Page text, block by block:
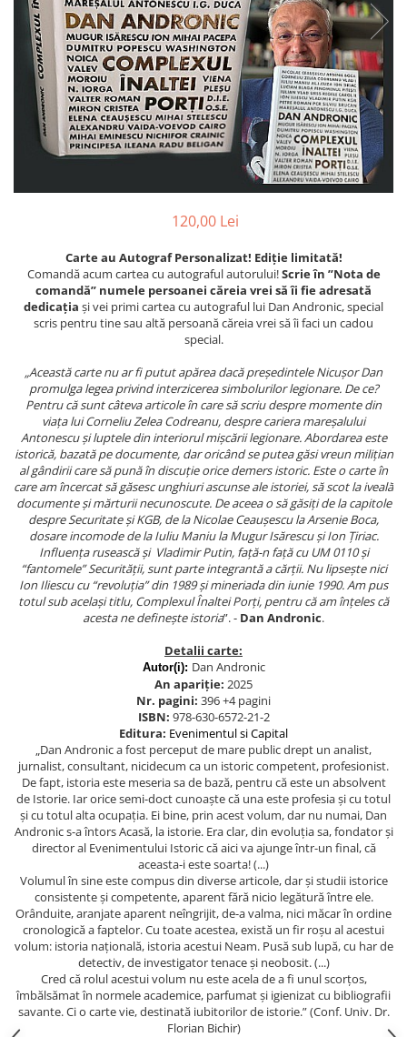
Istorie
Istorie/Critica
Jurnale/Memorii
Manuale scolare/Cursuri
Medicină
Poezie
Politică/Geopolitică
Sociologie
Spiritualitate/Ezoterism
Sport
120,00 Lei
Carte au Autograf Personalizat! Ediție limitată!
Comandă acum cartea cu autograful autorului!Scrie în ”Nota de
comandă” numele persoanei căreia vrei să îi fie adresată
dedicația și vei primi cartea cu autograful lui Dan Andronic, special
scris pentru tine sau altă persoană căreia vrei să îi faci un cadou
special.
„Această carte nu ar fi putut apărea dacă președintele Nicușor Dan
promulga legea privind interzicerea simbolurilor legionare. De ce?
Pentru că sunt câteva articole în care să scriu despre momente din
viața lui Corneliu Zelea Codreanu, despre cariera mareșalului
Antonescu și luptele din interiorul mișcării legionare. Abordarea este
istorică, bazată pe documente, dar oricând se putea găsi vreun milițian
al gândirii care să pună în discuție orice demers istoric. Este o carte în
care am încercat să găsesc unghiuri ascunse ale istoriei, să scot la iveală
documente și mărturii necunoscute. De aceea o să găsiți de la capitole
despre Securitate și KGB, de la Nicolae Ceaușescu la Arsenie Boca,
dosare incomode de la Iuliu Maniu la Mugur Isărescu și Ion Țiriac.
Influența rusească și Vladimir Putin, față-n față cu UM 0110 și
“fantomele” Securității, sunt parte integrantă a cărții. Nu lipsește nici
Ion Iliescu cu “revoluția” din 1989 și mineriada din iunie 1990. Am pus
totul sub același titlu, Complexul Înaltei Porți, pentru că am înțeles că
acesta ne definește istoria”. - Dan Andronic.
Detalii carte:
Autor(i): Dan Andronic
An apariție: 2025
Nr. pagini: 396 +4 pagini
ISBN: 978-630-6572-21-2
Editura: Evenimentul si Capital
„Dan Andronic a fost perceput de mare public drept un analist,
jurnalist, consultant, nicidecum ca un istoric competent, profesionist.
De fapt, istoria este meseria sa de bază, pentru că este un absolvent
de Istorie. Iar orice semi-doct cunoaște că una este profesia și cu totul
și cu totul alta ocupația. Ei bine, prin acest volum, dar nu numai, Dan
Andronic s-a întors Acasă, la istorie. Era clar, din evoluția sa, fondator și
director al Evenimentului Istoric că aici va ajunge într-un final, că
aceasta-i este soarta! (...)
Volumul în sine este compus din diverse articole, dar și studii istorice
consistente și competente, aparent fără nicio legătură între ele.
Orânduite, aranjate aparent neîngrijit, de-a valma, nici măcar în ordine
cronologică a faptelor. Cu toate acestea, există un fir roșu al acestui
volum: istoria națională, istoria acestui Neam. Pusă sub lupă, cu har de
detectiv, de investigator tenace și neobosit. (...)
Cred că rolul acestui volum nu este acela de a fi unul scorțos,
îmbălsămat în normele academice, parfumat și igienizat cu bibliografii
savante. Ci o carte vie, destinată iubitorilor de istorie.” (Conf. Univ. Dr.
Florian Bichir)